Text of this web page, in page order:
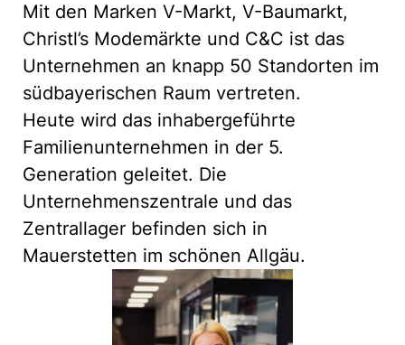
Mit den Marken V-Markt, V-Baumarkt,
Christl’s Modemärkte und C&C ist das
Unternehmen an knapp 50 Standorten im
südbayerischen Raum vertreten.
Heute wird das inhabergeführte
Familienunternehmen in der 5.
Generation geleitet. Die
Unternehmenszentrale und das
Zentrallager befinden sich in
Mauerstetten im schönen Allgäu.